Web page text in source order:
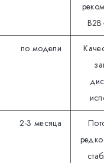
по модели
2-3 месяца
редко